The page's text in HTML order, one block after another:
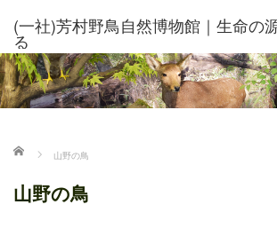
(一社)芳村野鳥自然博物館｜生命の
る
ホーム 山野の鳥
山野の鳥